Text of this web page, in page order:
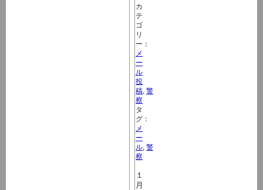
カ
テ
ゴ
リ
ー：
メ
ー
ル
投
稿 警
察
タ
グ：
メ
ー
ル 警
察
１
月